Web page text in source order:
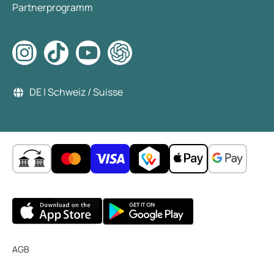
Partnerprogramm
DE | Schweiz / Suisse
AGB